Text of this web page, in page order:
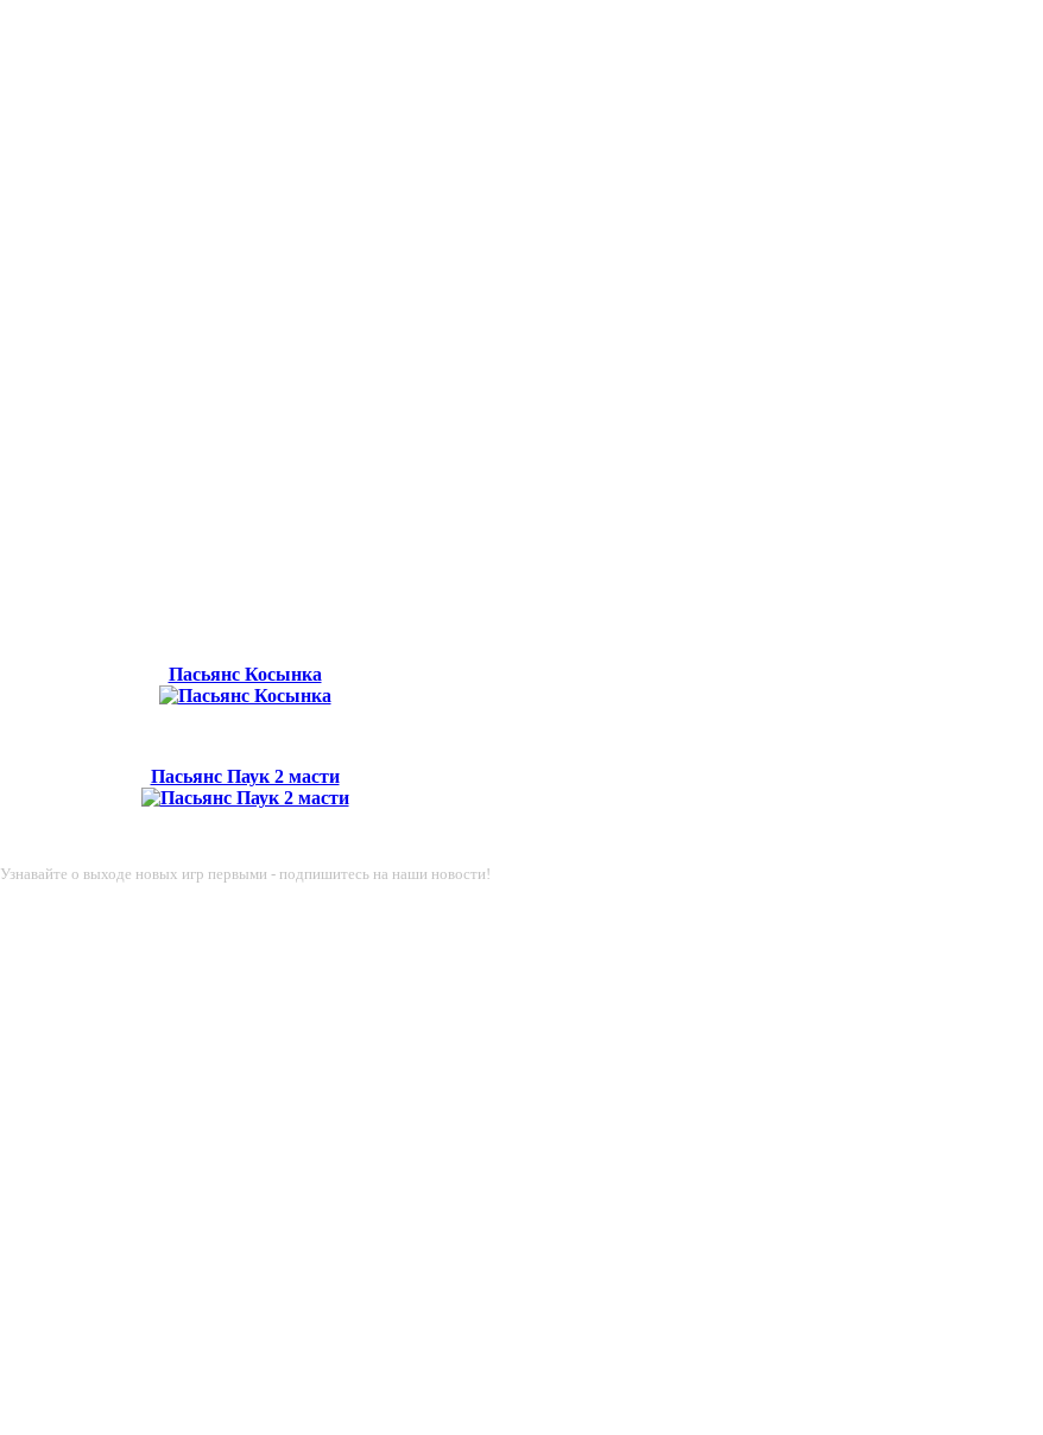
Пасьянс Косынка
Пасьянс Паук 2 масти
Узнавайте о выходе новых игр первыми - подпишитесь на наши новости!